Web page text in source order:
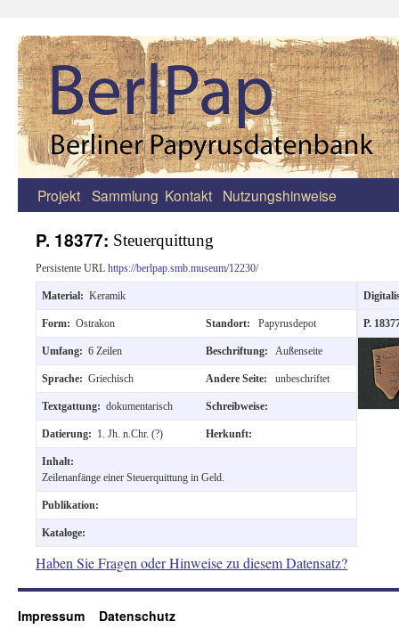
Zum
springen
Projekt Sammlung Kontakt Nutzungshinweise
P. 18377: Steuerquittung
Persistente URL https://berlpap.smb.museum/12230/
Material: Keramik
Form: Ostrakon Standort: Papyrusdepot
Umfang: 6 Zeilen Beschriftung: Außenseite
Sprache: Griechisch Andere Seite: unbeschriftet
Textgattung: dokumentarisch Schreibweise:
Datierung: 1. Jh. n.Chr. (?) Herkunft:
Inhalt:
Zeilenanfänge einer Steuerquittung in Geld.
Publikation:
Kataloge:
P.
Haben Sie Fragen oder Hinweise zu diesem Datensatz?
Impressum Datenschutz